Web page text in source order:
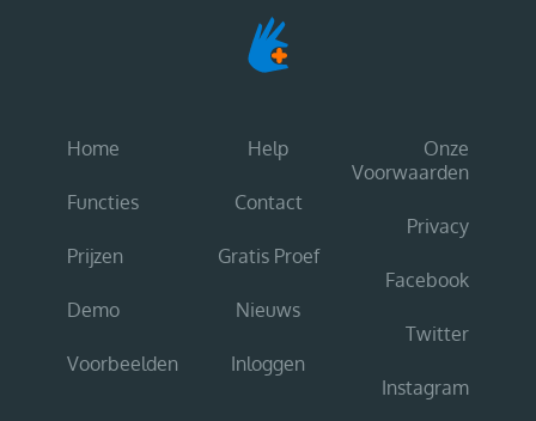
Home
Functies
Prijzen
Demo
Voorbeelden
Help
Contact
Gratis Proef
Nieuws
Inloggen
Onze
Voorwaarden
Privacy
Facebook
Twitter
Instagram